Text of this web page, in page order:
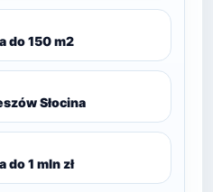
do 150 m2
Słocina
do 1 mln zł